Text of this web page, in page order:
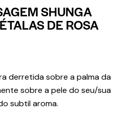
SHUNGA
DE ROSA
derretida sobre a palma da
sobre a pele do seu/sua
subtil aroma.